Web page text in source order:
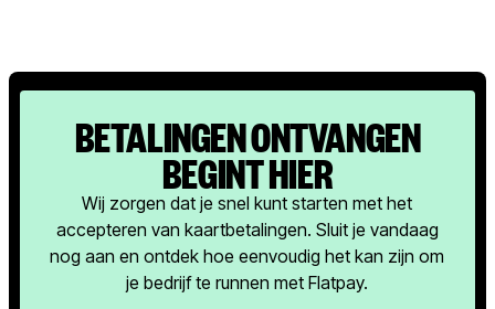
BETALINGEN ONTVANGEN
BEGINT HIER
Wij zorgen dat je snel kunt starten met het
accepteren van kaartbetalingen. Sluit je vandaag
nog aan en ontdek hoe eenvoudig het kan zijn om
je bedrijf te runnen met Flatpay.